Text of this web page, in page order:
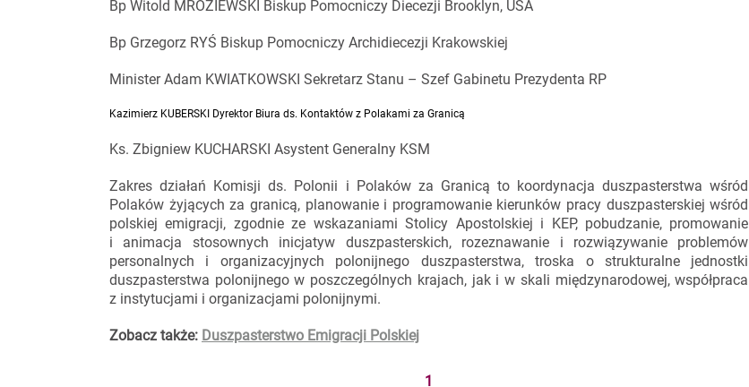
Bp Witold MROZIEWSKI Biskup Pomocniczy Diecezji Brooklyn, USA
Bp Grzegorz RYŚ Biskup Pomocniczy Archidiecezji Krakowskiej
Minister Adam KWIATKOWSKI Sekretarz Stanu – Szef Gabinetu Prezydenta RP
Kazimierz KUBERSKI Dyrektor Biura ds. Kontaktów z Polakami za Granicą
Ks. Zbigniew KUCHARSKI Asystent Generalny KSM
Zakres działań Komisji ds. Polonii i Polaków za Granicą to koordynacja duszpasterstwa wśród
Polaków żyjących za granicą, planowanie i programowanie kierunków pracy duszpasterskiej wśród
polskiej emigracji, zgodnie ze wskazaniami Stolicy Apostolskiej i KEP, pobudzanie, promowanie
i animacja stosownych inicjatyw duszpasterskich, rozeznawanie i rozwiązywanie problemów
personalnych i organizacyjnych polonijnego duszpasterstwa, troska o strukturalne jednostki
duszpasterstwa polonijnego w poszczególnych krajach, jak i w skali międzynarodowej, współpraca
z instytucjami i organizacjami polonijnymi.
Zobacz także: Duszpasterstwo Emigracji Polskiej
1